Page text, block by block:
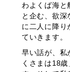
わよくば海と
と企む、欲深
に二人に降り
ていきます。
早い話が、私
くさまは18